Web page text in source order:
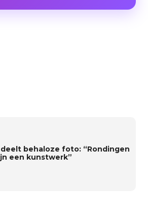
deelt behaloze foto: “Rondingen
een kunstwerk”